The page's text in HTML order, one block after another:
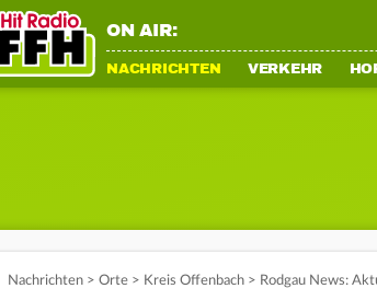
ON AIR:
NACHRICHTEN VERKEHR
Nachrichten > Orte > Kreis Offenbach > Rodgau News: